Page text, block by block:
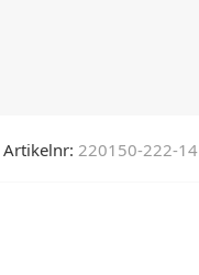
Artikelnr: 220150-222-14